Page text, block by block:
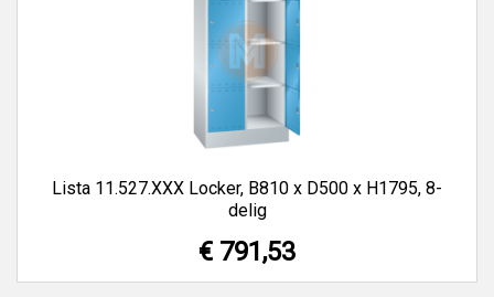
Lista 11.527.XXX Locker, B810 x D500 x H1795, 8-
delig
€ 791,53